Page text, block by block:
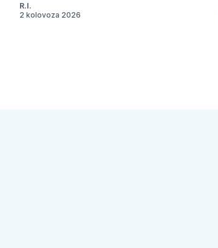
R.I.
2 kolovoza 2026